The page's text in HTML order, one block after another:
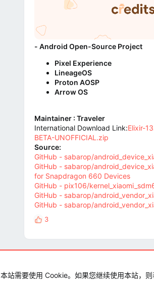
- Android Open-Source Project
Pixel Experience
LineageOS
Proton AOSP
Arrow OS
Maintainer : Traveler
International Download Link:Elixir-
BETA-UNOFFICIAL.zip
Source:
GitHub - sabarop/
GitHub - sabarop/
for Snapdragon 660 Devices
GitHub - pix106/
GitHub - sabarop/
GitHub - sabarop/
反
:
3
本站需要使用 Cookie。如果您继续使用本站，则